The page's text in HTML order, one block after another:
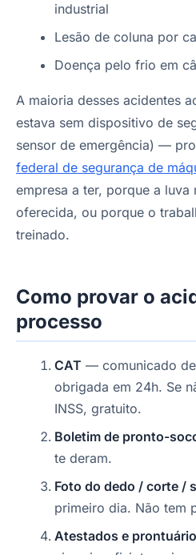
industrial
Lesão de coluna por
Doença pelo frio em
A maioria desses acidentes
estava sem dispositivo de
sensor de emergência) —
federal de segurança de
empresa a ter, porque a luva
oferecida, ou porque o
treinado.
Como provar o
processo
CAT — comunicado
obrigada em 24h. Se
INSS, gratuito.
Boletim de pronto-
te deram.
Foto do dedo / corte /
primeiro dia. Não tem
Atestados e prontuário